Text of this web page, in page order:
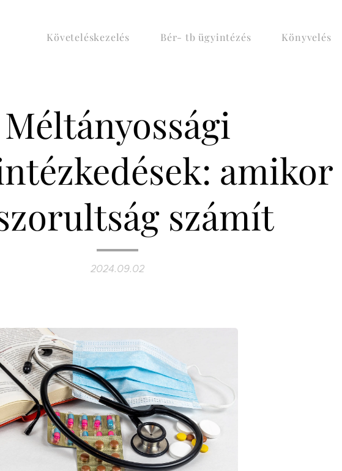
Követeléskezelés Bér- tb ügyintézés Könyvelés
Méltányossági
amikor
számít
2024.09.02